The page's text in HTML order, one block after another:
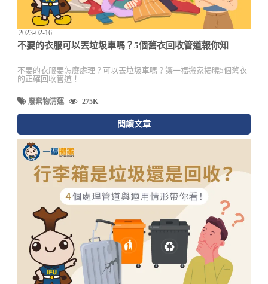
2023-02-16
不要的衣服可以丟垃圾車嗎？5個舊衣回收管道報你知
不要的衣服要怎麼處理？可以丟垃圾車嗎？讓一福搬家揭曉5個舊衣
的正確回收管道！
廢棄物清運 275K
閱讀文章